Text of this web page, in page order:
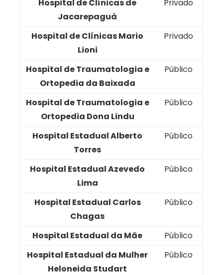
Hospital de Clínicas de
Jacarepaguá
Privado
Hospital de Clínicas Mario
Lioni
Privado
Hospital de Traumatologia e
Ortopedia da Baixada
Público
Hospital de Traumatologia e
Ortopedia Dona Lindu
Público
Hospital Estadual Alberto
Torres
Público
Hospital Estadual Azevedo
Lima
Público
Hospital Estadual Carlos
Chagas
Público
Hospital Estadual da Mãe
Público
Hospital Estadual da Mulher
Heloneida Studart
Público